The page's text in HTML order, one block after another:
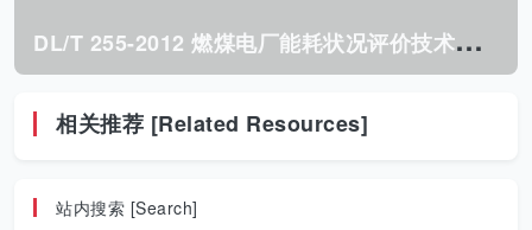
D
L/T 255-2012 燃煤电厂能耗状况评价技术规范.pdf
相关推荐 [Related Resources]
站内搜索 [Search]